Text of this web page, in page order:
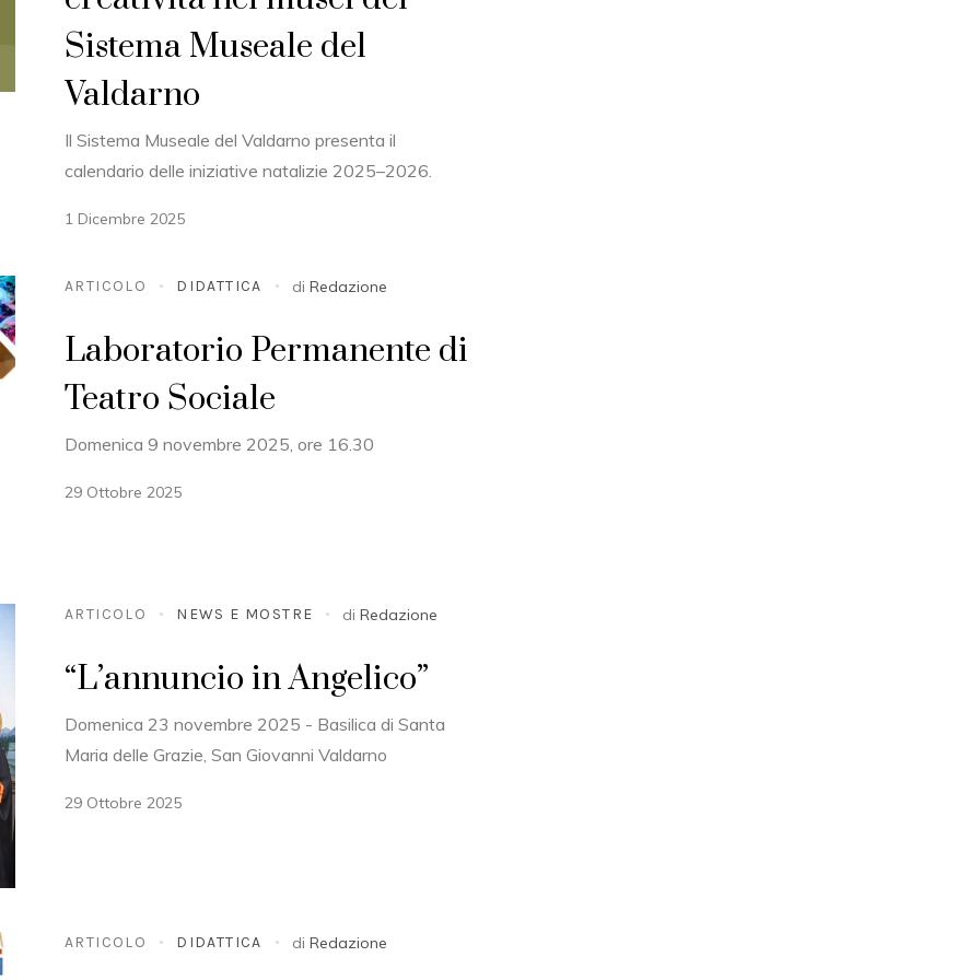
Sistema Museale del
Valdarno
Il Sistema Museale del Valdarno presenta il
calendario delle iniziative natalizie 2025–2026.
1 Dicembre 2025
ARTICOLO DIDATTICA di Redazione
Laboratorio Permanente di
Teatro Sociale
Domenica 9 novembre 2025, ore 16.30
29 Ottobre 2025
ARTICOLO NEWS E MOSTRE diRedazione
“L’annuncio in Angelico”
Domenica 23 novembre 2025 - Basilica di Santa
Maria delle Grazie, San Giovanni Valdarno
29 Ottobre 2025
ARTICOLO DIDATTICA di Redazione